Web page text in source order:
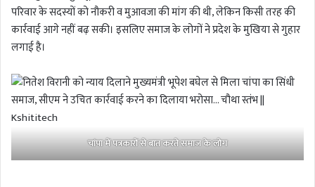
परिवार के सदस्यों को नौकरी व मुआवजा की मांग की थी, लेकिन किसी तरह की
कार्रवाई आगे नहीं बढ़ सकी। इसलिए समाज के लोगों ने प्रदेश के मुखिया से गुहार
लगाई है।
चांपा में पत्रकारों से बात करते समाज के लोग